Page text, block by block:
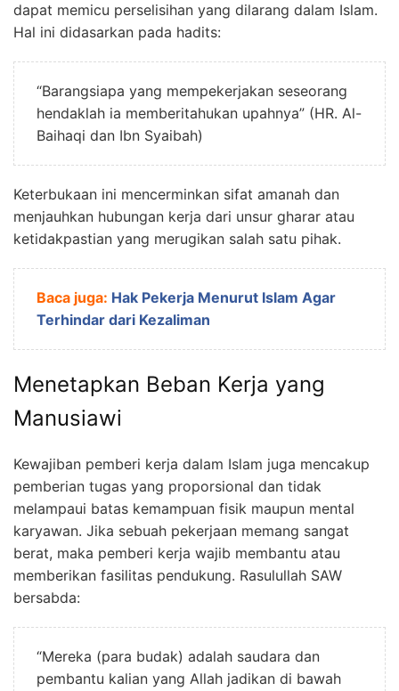
dapat memicu perselisihan yang dilarang dalam Islam.
Hal ini didasarkan pada hadits:
“Barangsiapa yang mempekerjakan seseorang
hendaklah ia memberitahukan upahnya” (HR. Al-
Baihaqi dan Ibn Syaibah)
Keterbukaan ini mencerminkan sifat amanah dan
menjauhkan hubungan kerja dari unsur gharar atau
ketidakpastian yang merugikan salah satu pihak.
Baca juga: Hak Pekerja Menurut Islam Agar
Terhindar dari Kezaliman
Menetapkan Beban Kerja yang
Manusiawi
Kewajiban pemberi kerja dalam Islam juga mencakup
pemberian tugas yang proporsional dan tidak
melampaui batas kemampuan fisik maupun mental
karyawan. Jika sebuah pekerjaan memang sangat
berat, maka pemberi kerja wajib membantu atau
memberikan fasilitas pendukung. Rasulullah SAW
bersabda:
“Mereka (para budak) adalah saudara dan
pembantu kalian yang Allah jadikan di bawah